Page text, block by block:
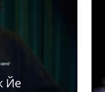
Йе